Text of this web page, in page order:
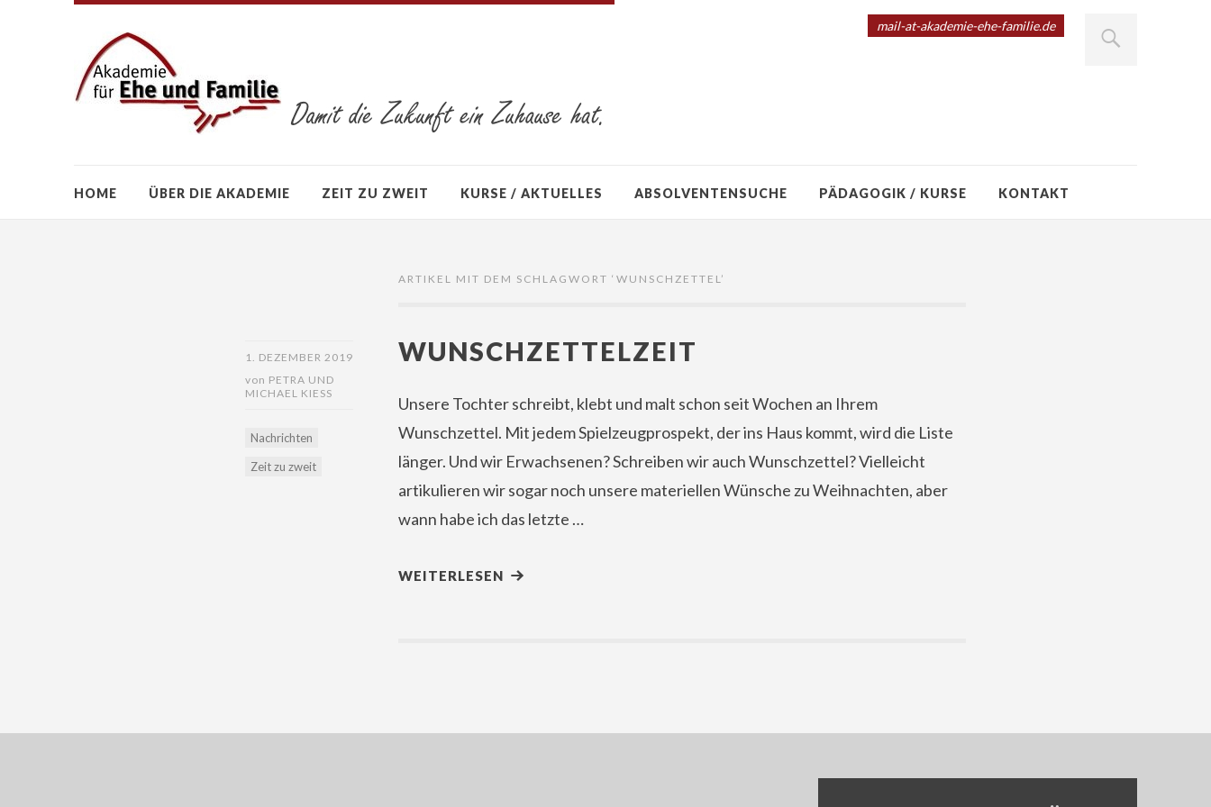
mail-at-akademie-ehe-familie.de
HOME ÜBER DIE AKADEMIE ZEIT ZU ZWEIT KURSE / AKTUELLES ABSOLVENTENSUCHE PÄDAGOGIK / KURSE KONTAKT
ARTIKEL MIT DEM SCHLAGWORT ‘ WUNSCHZETTEL’
1. DEZEMBER 2019
von PETRA UND
MICHAEL KIESS
Nachrichten
Zeit zu zweit
WUNSCHZETTELZEIT
Unsere Tochter schreibt, klebt und malt schon seit Wochen an Ihrem
Wunschzettel. Mit jedem Spielzeugprospekt, der ins Haus kommt, wird die Liste
länger. Und wir Erwachsenen? Schreiben wir auch Wunschzettel? Vielleicht
artikulieren wir sogar noch unsere materiellen Wünsche zu Weihnachten, aber
wann habe ich das letzte …
WEITERLESEN